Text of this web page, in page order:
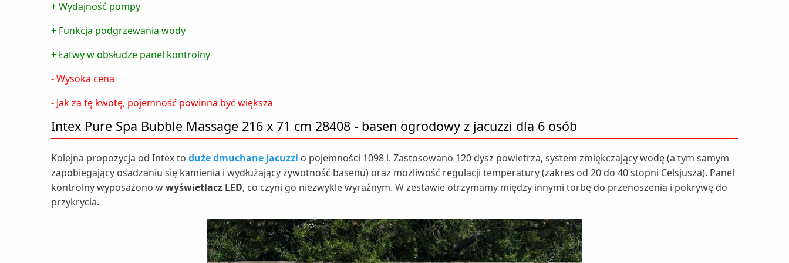
+ Wydajność pompy
+ Funkcja podgrzewania wody
+ Łatwy w obsłudze panel kontrolny
- Wysoka cena
- Jak za tę kwotę, pojemność powinna być większa
Intex Pure Spa Bubble Massage 216 x 71 cm 28408 - basen ogrodowy z jacuzzi dla 6 osób
Kolejna propozycja od Intex to duże dmuchane jacuzzi o pojemności 1098 l. Zastosowano 120 dysz powietrza, system zmiękczający wodę (a tym samym
zapobiegający osadzaniu się kamienia i wydłużający żywotność basenu) oraz możliwość regulacji temperatury (zakres od 20 do 40 stopni Celsjusza). Panel
kontrolny wyposażono wwyświetlacz LED, co czyni go niezwykle wyraźnym. W zestawie otrzymamy między innymi torbę do przenoszenia i pokrywę do
przykrycia.